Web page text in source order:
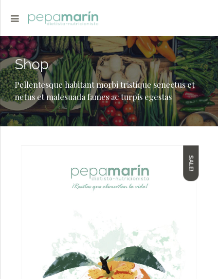
Shop
Pellentesque habitant morbi tristique senectus et
netus et malesuada fames ac turpis egestas
SALE!